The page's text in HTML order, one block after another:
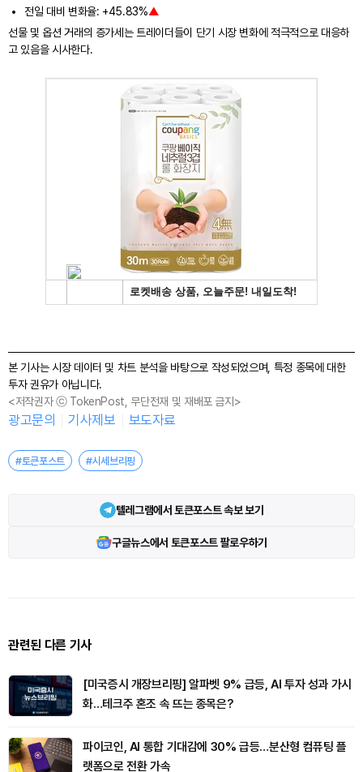
전일 대비 변화율: +45.83%▲
선물 및 옵션 거래의 증가세는 트레이더들이 단기 시장 변화에 적극적으로 대응하
고 있음을 시사한다.
본 기사는 시장 데이터 및 차트 분석을 바탕으로 작성되었으며, 특정 종목에 대한
투자 권유가 아닙니다.
<저작권자 ⓒ TokenPost, 무단전재 및 재배포 금지>
광고문의 기사제보 보도자료
#토큰포스트 #시세브리핑
텔레그램에서 토큰포스트 속보 보기
구글뉴스에서 토큰포스트 팔로우하기
관련된 다른 기사
[미국증시 개장브리핑] 알파벳 9% 급등, AI 투자 성과 가시
화…테크주 혼조 속 뜨는 종목은?
파이코인, AI 통합 기대감에 30% 급등…분산형 컴퓨팅 플
랫폼으로 전환 가속